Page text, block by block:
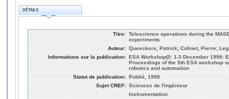
DÉTAILS
Titre: Telescience operations during the
experiments
Auteur: Queeckers, Patrick; Colinet, Pierre;
Informations sur la publication: ESA Workshop(5: 1-3 December 1998:
Proceedings of the 5th ESA workshop
robotics and automation
Statut de publication: Publié, 1998
Sujet CREF: Sciences de l'ingénieur
Instrumentation